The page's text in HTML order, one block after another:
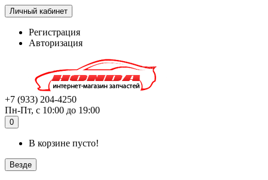
Личный кабинет
Регистрация
Авторизация
+7 (933) 204-4250
Пн-Пт, с 10:00 до 19:00
0
В корзине пусто!
Везде